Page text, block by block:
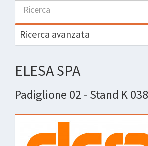
Ricerca
Ricerca avanzata
ELESA SPA
Padiglione 02 - Stand K 038